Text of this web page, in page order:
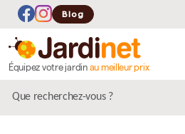
Blog
Équipez votre jardin au meilleur prix